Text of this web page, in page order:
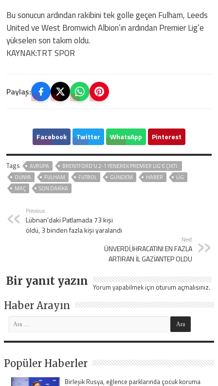
Bu sonucun ardından rakibini tek golle geçen Fulham, Leeds
United ve West Bromwich Albion’ın ardından Premier Lig’e
yükselen son takım oldu.
KAYNAK:TRT SPOR
Paylaş:
Facebook Twitter WhatsApp Pinterest
Tags AVRUPA
BRENTFORD'U 2-1 YENEREK PREMIER LIG'E ÇIKTI.
DÜNYA
FULHAM FUTBOL GÜNDEM HABER
LİG
MAÇ
SON DAKIKA
Previous
Lübnan’daki Patlamada 73 kişi
öldü, 3 binden fazla kişi yaralandı
Next
ÜNVERDİ,İHRACATINI EN FAZLA
ARTIRAN İL GAZİANTEP OLDU
Bir yanıt yazın Yorum yapabilmek için oturum açmalısınız.
Haber Arayın
Popüler Haberler
Birleşik Rusya, eğlence parklarında çocuk koruma